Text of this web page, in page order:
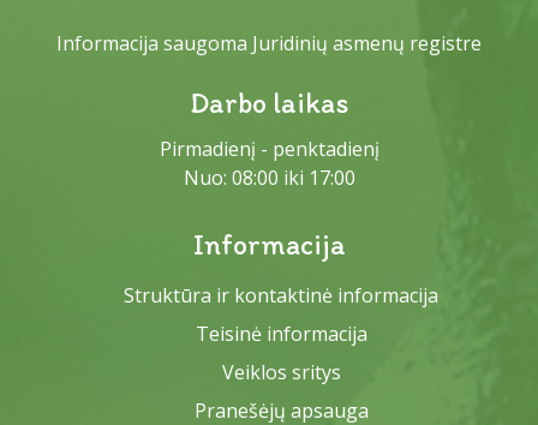
Informacija saugoma Juridinių asmenų registre
Darbo laikas
Pirmadienį - penktadienį
Nuo: 08:00 iki 17:00
Informacija
Struktūra ir kontaktinė informacija
Teisinė informacija
Veiklos sritys
Pranešėjų apsauga